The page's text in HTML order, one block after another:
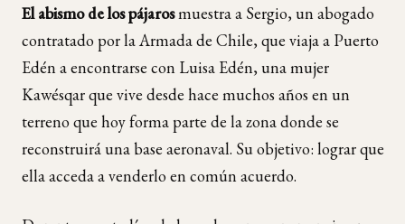
El abismo de los pájarosmuestra a Sergio, un abogado
contratado por la Armada de Chile, que viaja a Puerto
Edén a encontrarse con Luisa Edén, una mujer
Kawésqar que vive desde hace muchos años en un
terreno que hoy forma parte de la zona donde se
reconstruirá una base aeronaval. Su objetivo: lograr que
ella acceda a venderlo en común acuerdo.